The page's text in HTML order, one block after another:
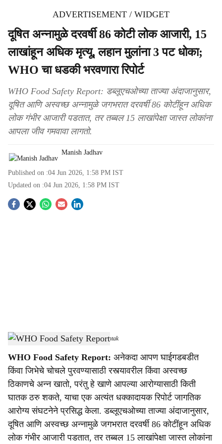
ADVERTISEMENT / WIDGET
दूषित अन्नामुळे दरवर्षी 86 कोटी लोक आजारी, 15
लाखांहून अधिक मृत्यू, लहान मुलांना 3 पट धोका;
WHO चा धडकी भरवणारा रिपोर्ट
WHO Food Safety Report: डब्लूएचओच्या ताज्या अंदाजानुसार,
दूषित आणि अस्वच्छ अन्नामुळे जगभरात दरवर्षी 86 कोटींहून अधिक
लोक गंभीर आजारी पडतात, तर तब्बल 15 लाखांपेक्षा जास्त लोकांना
आपला जीव गमवावा लागतो.
Manish Jadhav
Published on :04 Jun 2026, 1:58 PM IST
Updated on :04 Jun 2026, 1:58 PM IST
S
a
r
e
WHO Food Safety Report-Dainik Gomantak
WHO Food Safety Report: अनेकदा आपण घाईगडबडीत
किंवा जिभेचे चोचले पुरवण्यासाठी रस्त्यावरील किंवा अस्वच्छ
ठिकाणचे अन्न खातो, परंतु हे खाणे आपल्या आरोग्यासाठी किती
घातक ठरु शकते, याचा एक अत्यंत धक्कादायक रिपोर्ट जागतिक
आरोग्य संघटनेने प्रसिद्ध केला. डब्लूएचओच्या ताज्या अंदाजानुसार,
दूषित आणि अस्वच्छ अन्नामुळे जगभरात दरवर्षी 86 कोटींहून अधिक
लोक गंभीर आजारी पडतात, तर तब्बल 15 लाखांपेक्षा जास्त लोकांना